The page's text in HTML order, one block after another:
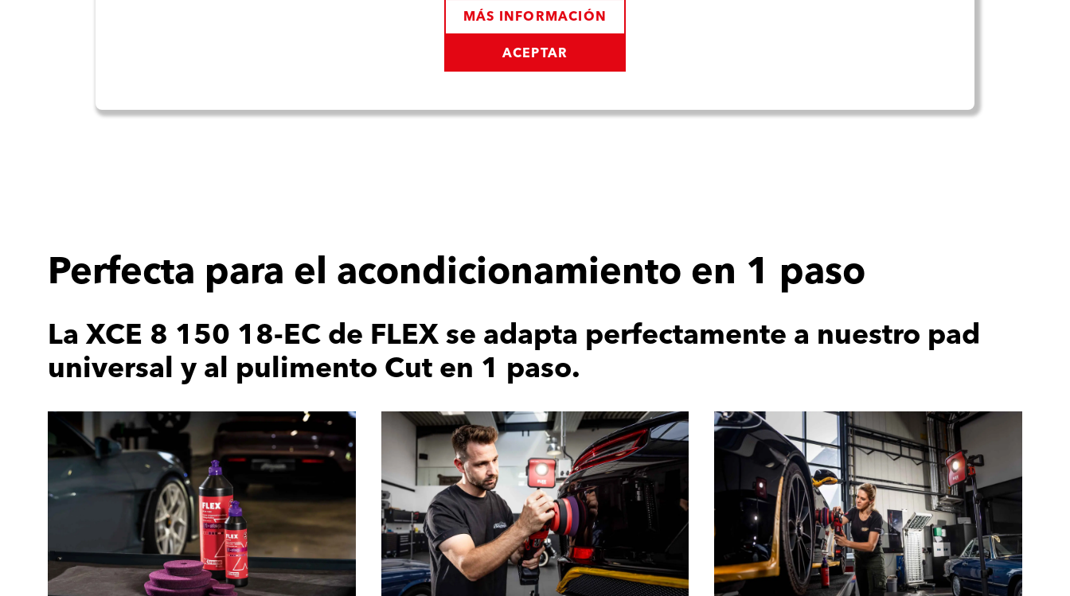
MÁS INFORMACIÓN
ACEPTAR
Perfecta para el acondicionamiento en 1 paso
La XCE 8 150 18-EC de FLEX se adapta perfectamente a nuestro pad
universal y al pulimento Cut en 1 paso.